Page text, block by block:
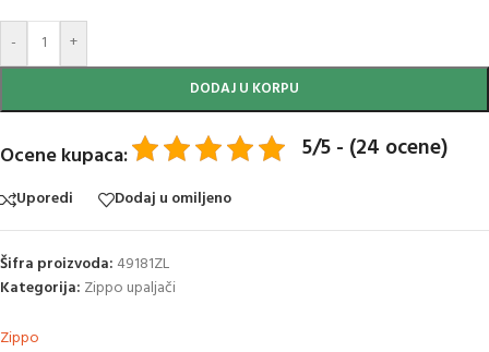
- +
DODAJ U KORPU
Ocene kupaca: 5/5 - (24 ocene)
Uporedi Dodaj u omiljeno
Šifra proizvoda: 49181ZL
Kategorija: Zippo upaljači
Zippo